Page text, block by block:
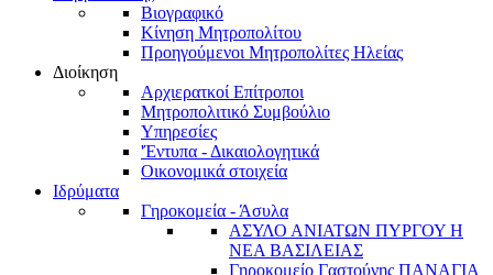
Βιογραφικό
Κίνηση Μητροπολίτου
Προηγούμενοι Μητροπολίτες Ηλείας
Διοίκηση
Αρχιερατκοί Επίτροποι
Μητροπολιτικό Συμβούλιο
Υπηρεσίες
'Έντυπα - Δικαιολογητικά
Οικονομικά στοιχεία
Ιδρύματα
Γηροκομεία - Άσυλα
ΑΣΥΛΟ ΑΝΙΑΤΩΝ ΠΥΡΓΟΥ Η
ΝΕΑ ΒΑΣΙΛΕΙΑΣ
Γηροκομείο Γαστούνης ΠΑΝΑΓΙΑ